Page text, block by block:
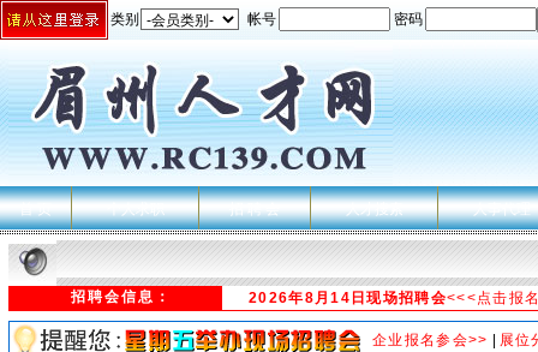
类别 帐号 密码
首 页 个人求职 招 聘 会 人才搜索 人事代理
招聘会信息： 2026年8月14日现场招聘会<<<点击报
企业报名参会>> 展位